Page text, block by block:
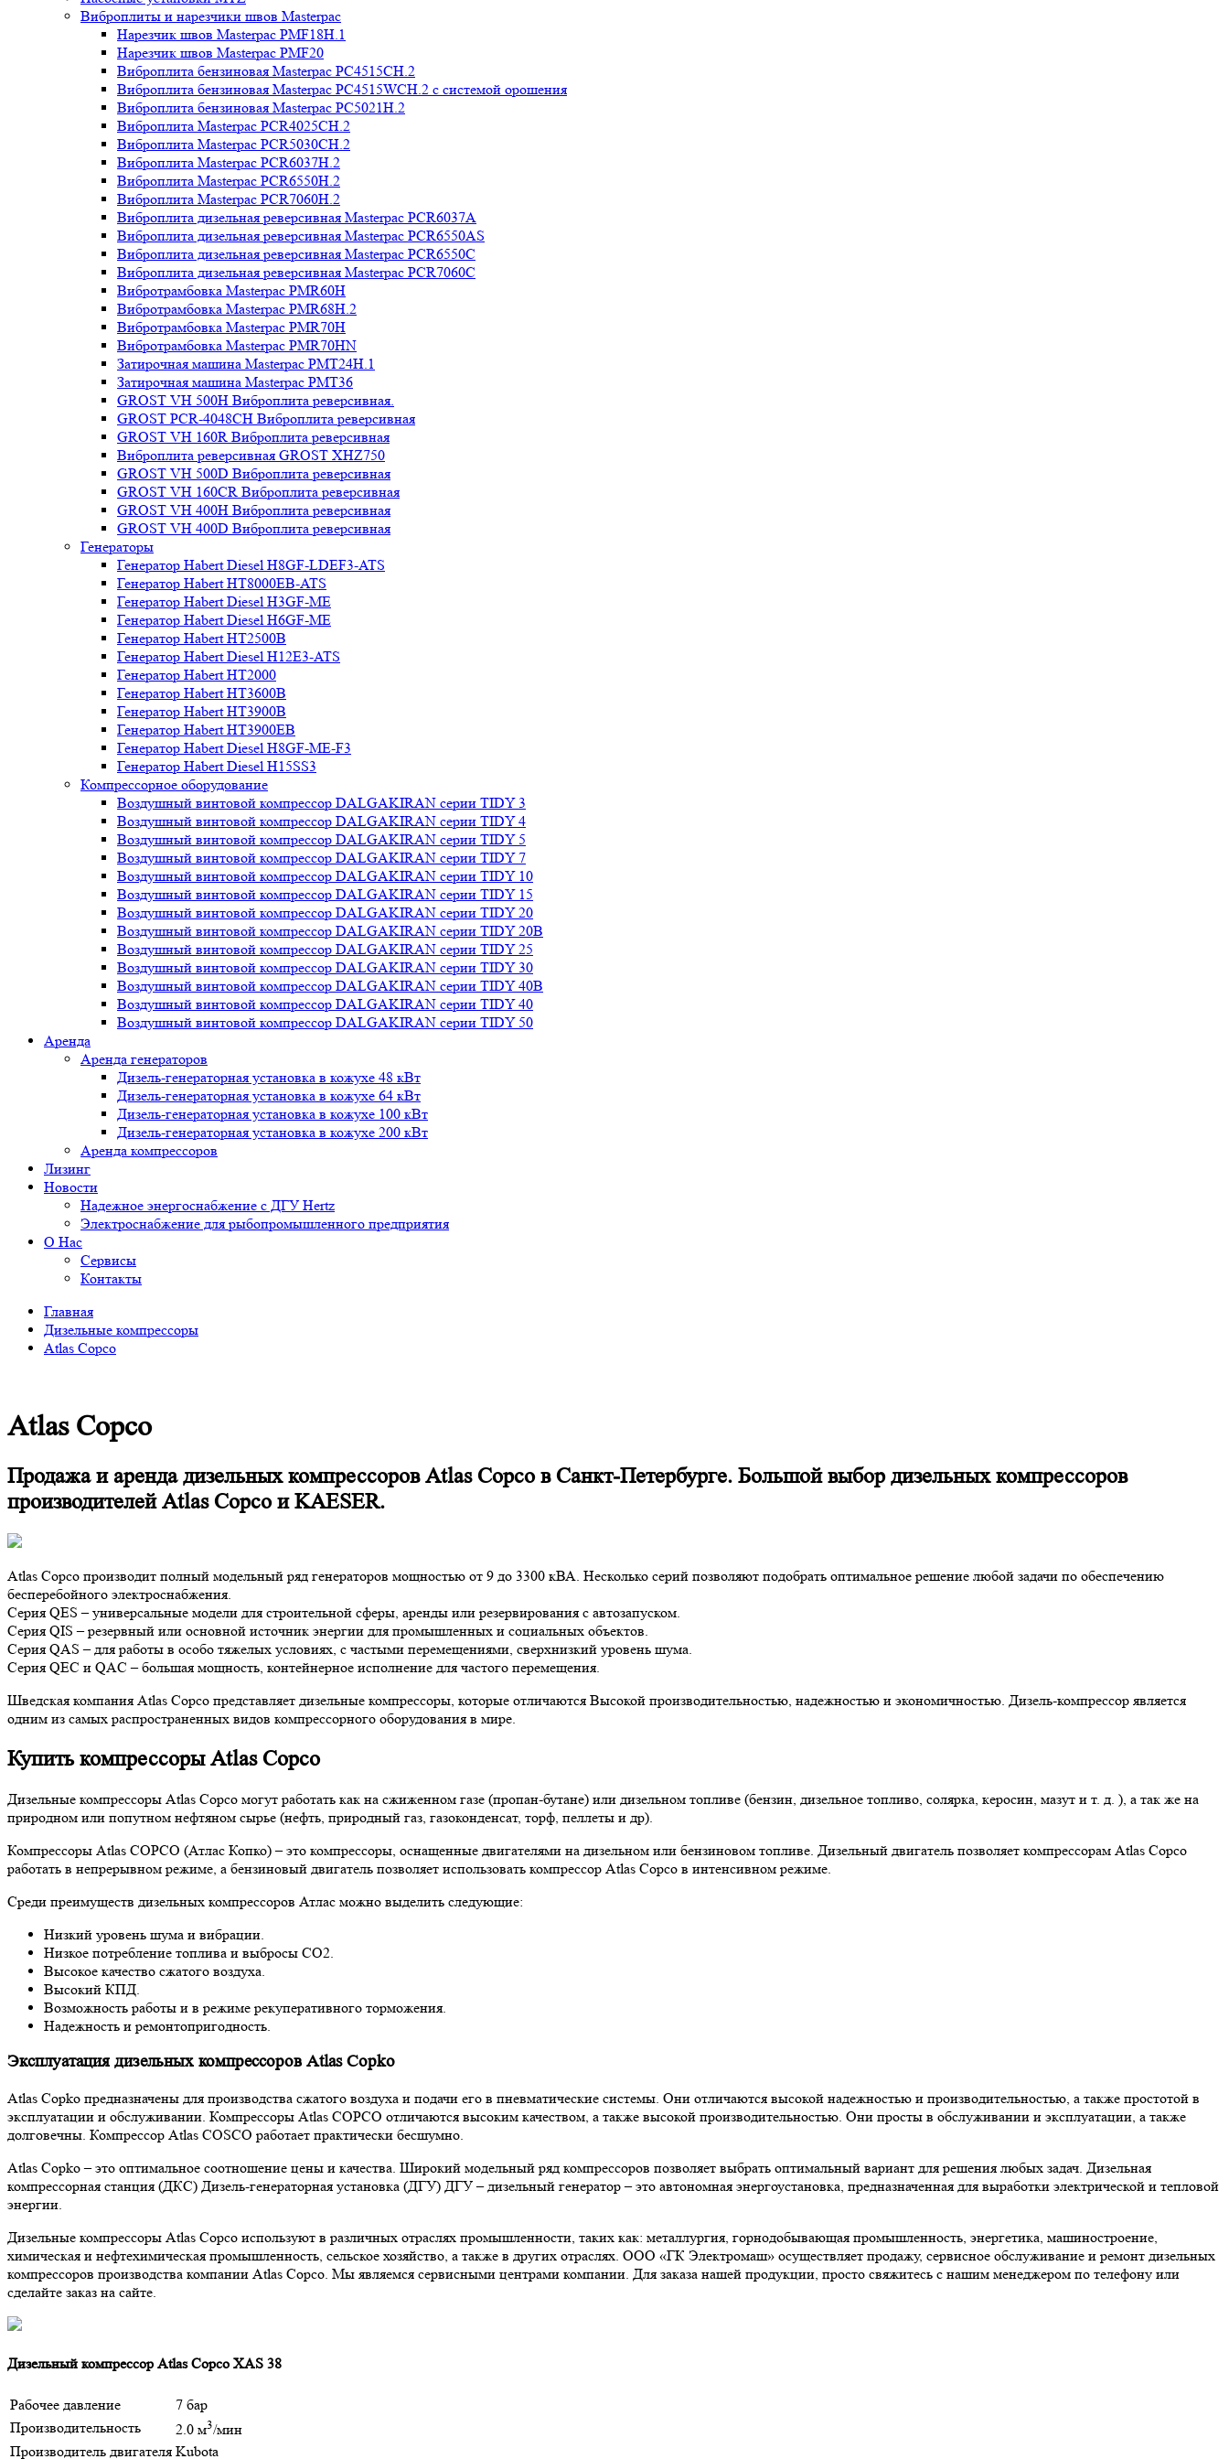
Виброплиты и нарезчики швов Masterpac
Нарезчик швов Masterpac PMF18H.1
Нарезчик швов Masterpac PMF20
Виброплита бензиновая Masterpac PC4515CH.2
Виброплита бензиновая Masterpac PC4515WCH.2 с системой орошения
Виброплита бензиновая Masterpac PC5021H.2
Виброплита Masterpac PCR4025CH.2
Виброплита Masterpac PCR5030CH.2
Виброплита Masterpac PCR6037H.2
Виброплита Masterpac PCR6550H.2
Виброплита Masterpac PCR7060H.2
Виброплита дизельная реверсивная Masterpac PCR6037A
Виброплита дизельная реверсивная Masterpac PCR6550AS
Виброплита дизельная реверсивная Masterpac PCR6550C
Виброплита дизельная реверсивная Masterpac PCR7060C
Вибротрамбовка Masterpac PMR60H
Вибротрамбовка Masterpac PMR68H.2
Вибротрамбовка Masterpac PMR70H
Вибротрамбовка Masterpac PMR70HN
Затирочная машина Masterpac PMT24H.1
Затирочная машина Masterpac PMT36
GROST VH 500H Виброплита реверсивная.
GROST PCR-4048CH Виброплита реверсивная
GROST VH 160R Виброплита реверсивная
Виброплита реверсивная GROST XHZ750
GROST VH 500D Виброплита реверсивная
GROST VH 160CR Виброплита реверсивная
GROST VH 400H Виброплита реверсивная
GROST VH 400D Виброплита реверсивная
Генераторы
Генератор Habert Diesel H8GF-LDEF3-ATS
Генератор Habert HT8000EB-ATS
Генератор Habert Diesel H3GF-ME
Генератор Habert Diesel H6GF-ME
Генератор Habert HT2500B
Генератор Habert Diesel H12E3-ATS
Генератор Habert HT2000
Генератор Habert HT3600B
Генератор Habert HT3900B
Генератор Habert HT3900EB
Генератор Habert Diesel H8GF-ME-F3
Генератор Habert Diesel H15SS3
Компрессорное оборудование
Воздушный винтовой компрессор DALGAKIRAN серии TIDY 3
Воздушный винтовой компрессор DALGAKIRAN серии TIDY 4
Воздушный винтовой компрессор DALGAKIRAN серии TIDY 5
Воздушный винтовой компрессор DALGAKIRAN серии TIDY 7
Воздушный винтовой компрессор DALGAKIRAN серии TIDY 10
Воздушный винтовой компрессор DALGAKIRAN серии TIDY 15
Воздушный винтовой компрессор DALGAKIRAN серии TIDY 20
Воздушный винтовой компрессор DALGAKIRAN серии TIDY 20B
Воздушный винтовой компрессор DALGAKIRAN серии TIDY 25
Воздушный винтовой компрессор DALGAKIRAN серии TIDY 30
Воздушный винтовой компрессор DALGAKIRAN серии TIDY 40B
Воздушный винтовой компрессор DALGAKIRAN серии TIDY 40
Воздушный винтовой компрессор DALGAKIRAN серии TIDY 50
Аренда
Аренда генераторов
Дизель-генераторная установка в кожухе 48 кВт
Дизель-генераторная установка в кожухе 64 кВт
Дизель-генераторная установка в кожухе 100 кВт
Дизель-генераторная установка в кожухе 200 кВт
Аренда компрессоров
Лизинг
Новости
Надежное энергоснабжение с ДГУ Hertz
Электроснабжение для рыбопромышленного предприятия
О Нас
Сервисы
Контакты
Главная
Дизельные компрессоры
Atlas Copco
Atlas Copco
Продажа и аренда дизельных компрессоров Atlas Copco в Санкт-Петербурге. Большой выбор дизельных компрессоров
производителей Atlas Copco и KAESER.
Atlas Copco производит полный модельный ряд генераторов мощностью от 9 до 3300 кВА. Несколько серий позволяют подобрать оптимальное решение любой задачи по обеспечению
бесперебойного электроснабжения.
Серия QES – универсальные модели для строительной сферы, аренды или резервирования с автозапуском.
Серия QIS – резервный или основной источник энергии для промышленных и социальных объектов.
Серия QAS – для работы в особо тяжелых условиях, с частыми перемещениями, сверхнизкий уровень шума.
Серия QEC и QAC – большая мощность, контейнерное исполнение для частого перемещения.
Шведская компания Atlas Copco представляет дизельные компрессоры, которые отличаются Высокой производительностью, надежностью и экономичностью. Дизель-компрессор является
одним из самых распространенных видов компрессорного оборудования в мире.
Купить компрессоры Atlas Copco
Дизельные компрессоры Atlas Copco могут работать как на сжиженном газе (пропан-бутане) или дизельном топливе (бензин, дизельное топливо, солярка, керосин, мазут и т. д. ), а так же на
природном или попутном нефтяном сырье (нефть, природный газ, газоконденсат, торф, пеллеты и др).
Компрессоры Atlas COPCO (Атлас Копко) – это компрессоры, оснащенные двигателями на дизельном или бензиновом топливе. Дизельный двигатель позволяет компрессорам Atlas Copco
работать в непрерывном режиме, а бензиновый двигатель позволяет использовать компрессор Atlas Copco в интенсивном режиме.
Среди преимуществ дизельных компрессоров Атлас можно выделить следующие:
Низкий уровень шума и вибрации.
Низкое потребление топлива и выбросы СО2.
Высокое качество сжатого воздуха.
Высокий КПД.
Возможность работы и в режиме рекуперативного торможения.
Надежность и ремонтопригодность.
Эксплуатация дизельных компрессоров Atlas Copko
Atlas Copko предназначены для производства сжатого воздуха и подачи его в пневматические системы. Они отличаются высокой надежностью и производительностью, а также простотой в
эксплуатации и обслуживании. Компрессоры Atlas COPCO отличаются высоким качеством, а также высокой производительностью. Они просты в обслуживании и эксплуатации, а также
долговечны. Компрессор Atlas COSCO работает практически бесшумно.
Atlas Copko – это оптимальное соотношение цены и качества. Широкий модельный ряд компрессоров позволяет выбрать оптимальный вариант для решения любых задач. Дизельная
компрессорная станция (ДКС) Дизель-генераторная установка (ДГУ) ДГУ – дизельный генератор – это автономная энергоустановка, предназначенная для выработки электрической и тепловой
энергии.
Дизельные компрессоры Atlas Copco используют в различных отраслях промышленности, таких как: металлургия, горнодобывающая промышленность, энергетика, машиностроение,
химическая и нефтехимическая промышленность, сельское хозяйство, а также в других отраслях. ООО «ГК Электромаш» осуществляет продажу, сервисное обслуживание и ремонт дизельных
компрессоров производства компании Atlas Copco. Мы являемся сервисными центрами компании. Для заказа нашей продукции, просто свяжитесь с нашим менеджером по телефону или
сделайте заказ на сайте.
Дизельный компрессор Atlas Copco XAS 38
Рабочее давление
7 бар
Производительность
2.0 м3/мин
Производитель двигателя Kubota